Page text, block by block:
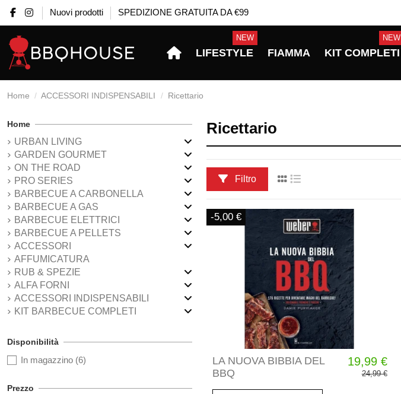
Nuovi prodotti SPEDIZIONE GRATUITA DA €99
LIFESTYLE
NEW
FIAMMA KIT COMPLETI
NEW
Home ACCESSORI INDISPENSABILI Ricettario
Ricettario
Filtro
-5,00 €
LA NUOVA BIBBIA DEL
BBQ
19,99 €
24,99 €
Home
URBAN LIVING
GARDEN GOURMET
ON THE ROAD
PRO SERIES
BARBECUE A CARBONELLA
BARBECUE A GAS
BARBECUE ELETTRICI
BARBECUE A PELLETS
ACCESSORI
AFFUMICATURA
RUB & SPEZIE
ALFA FORNI
ACCESSORI INDISPENSABILI
KIT BARBECUE COMPLETI
Disponibilità
In magazzino (6)
Prezzo